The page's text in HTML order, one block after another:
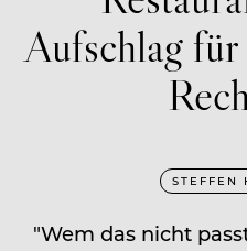
Aufschlag
STEFFEN
"Wem das nicht